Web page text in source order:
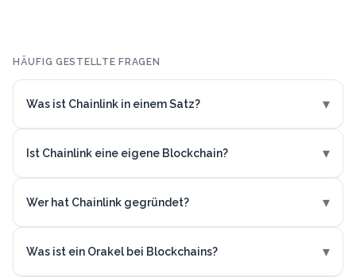
HÄUFIG GESTELLTE FRAGEN
Was ist Chainlink in einem Satz? ▾
Ist Chainlink eine eigene Blockchain? ▾
Wer hat Chainlink gegründet? ▾
Was ist ein Orakel bei Blockchains? ▾